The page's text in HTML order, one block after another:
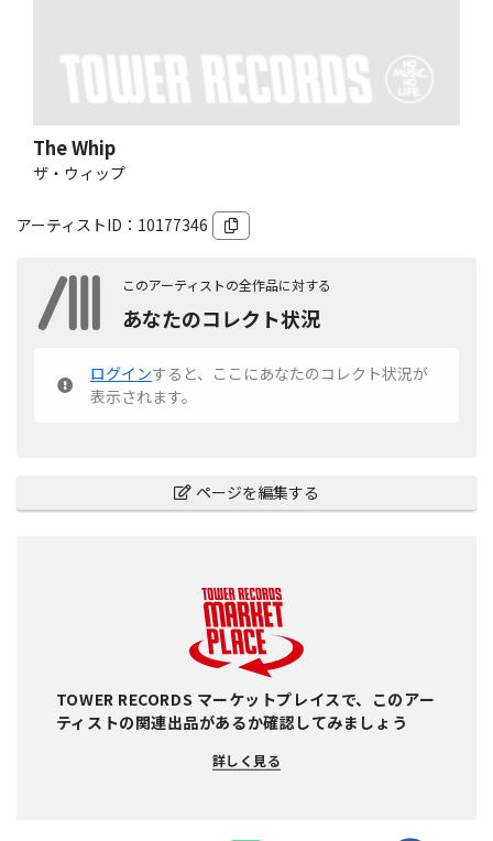
The Whip
ザ・ウィップ
アーティストID： 10177346
このアーティストの全作品に対する
あなたのコレクト状況
ログインすると、ここにあなたのコレクト状況が
表示されます。
ページを編集する
TOWER RECORDS マーケットプレイスで、このアー
ティストの関連出品があるか確認してみましょう
詳しく見る